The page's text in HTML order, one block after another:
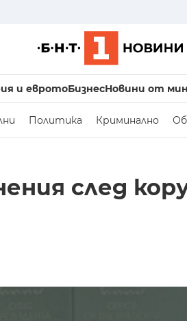
и евротоБизнесНовини от
Политика Криминално
след